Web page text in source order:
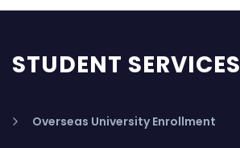
STUDENT SERVICES
Overseas University Enrollment